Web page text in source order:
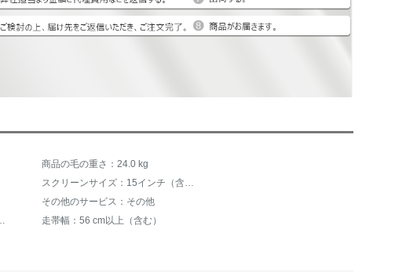
商品の毛の重さ：24.0 kg
スクリーンサイズ：15インチ（含む）-20インチ（含まない）
その他のサービス：その他
まない）-3 h（含む）
走帯幅：56 cm以上（含む）